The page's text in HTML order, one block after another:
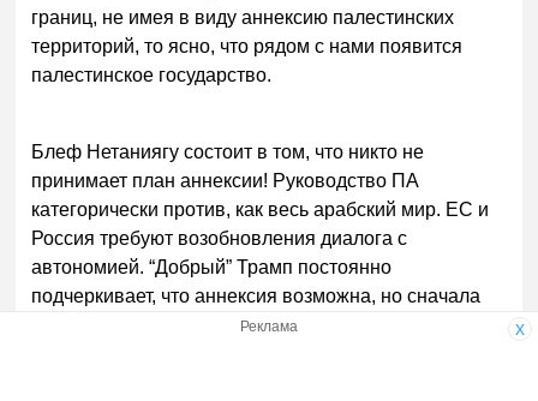
границ, не имея в виду аннексию палестинских
территорий, то ясно, что рядом с нами появится
палестинское государство.
Блеф Нетаниягу состоит в том, что никто не
принимает план аннексии! Руководство ПА
категорически против, как весь арабский мир. ЕС и
Россия требуют возобновления диалога с
автономией. “Добрый” Трамп постоянно
подчеркивает, что аннексия возможна, но сначала
надо договориться с палестинцами. Так они и
x
Реклама